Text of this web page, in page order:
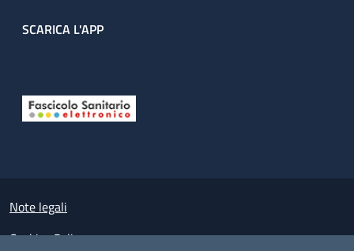
SCARICA L'APP
Small prints
Note legali
Cookies Policy